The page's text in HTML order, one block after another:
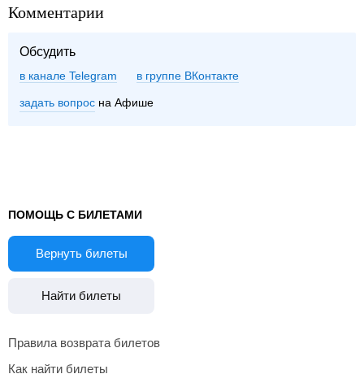
Комментарии
Обсудить
в канале Telegram группе ВКонтакте
задать вопрос на Афише
ПОМОЩЬ С БИЛЕТАМИ
Вернуть билеты
Найти билеты
Правила возврата билетов
Как найти билеты